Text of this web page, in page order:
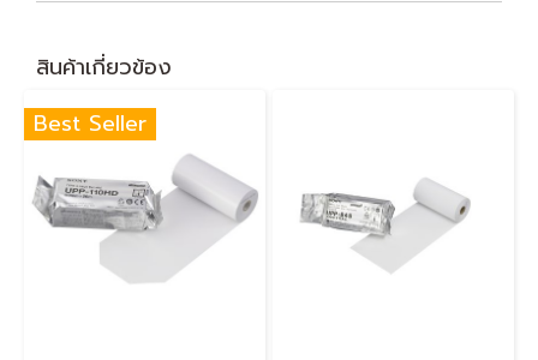
สินค้าเกี่ยวข้อง
Best Seller